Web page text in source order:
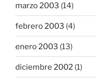
marzo 2003 (14)
febrero 2003 (4)
enero 2003 (13)
diciembre 2002 (1)